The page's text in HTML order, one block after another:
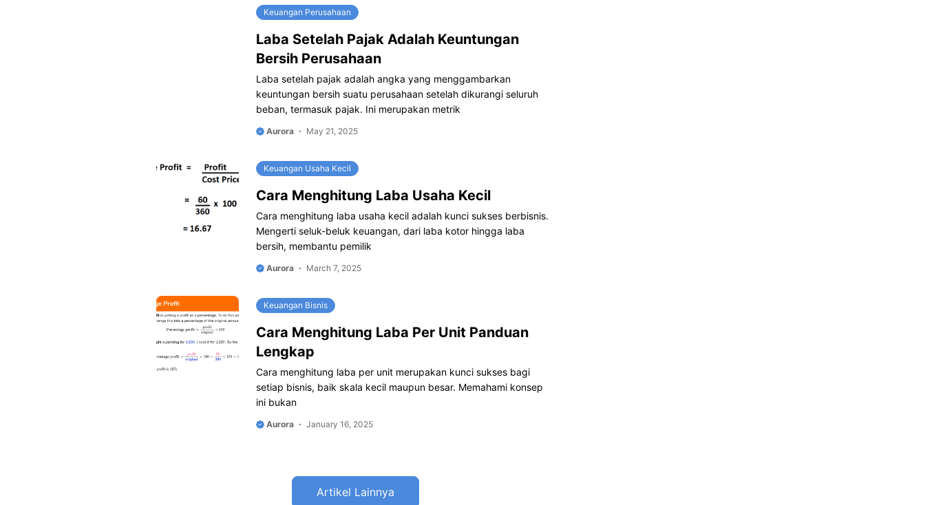
Keuangan Perusahaan
Laba Setelah Pajak Adalah Keuntungan
Bersih Perusahaan
Laba setelah pajak adalah angka yang menggambarkan
keuntungan bersih suatu perusahaan setelah dikurangi seluruh
beban, termasuk pajak. Ini merupakan metrik
Aurora May 21, 2025
Keuangan Usaha Kecil
Cara Menghitung Laba Usaha Kecil
Cara menghitung laba usaha kecil adalah kunci sukses berbisnis.
Mengerti seluk-beluk keuangan, dari laba kotor hingga laba
bersih, membantu pemilik
Aurora March 7, 2025
Keuangan Bisnis
Cara Menghitung Laba Per Unit Panduan
Lengkap
Cara menghitung laba per unit merupakan kunci sukses bagi
setiap bisnis, baik skala kecil maupun besar. Memahami konsep
ini bukan
Aurora January 16, 2025
Artikel Lainnya